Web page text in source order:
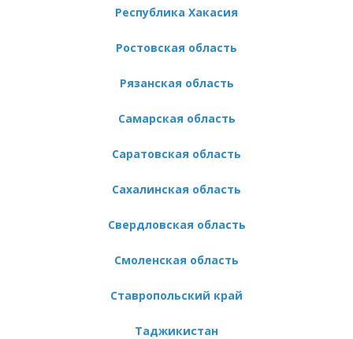
Республика Хакасия
Ростовская область
Рязанская область
Самарская область
Саратовская область
Сахалинская область
Свердловская область
Смоленская область
Ставропольский край
Таджикистан